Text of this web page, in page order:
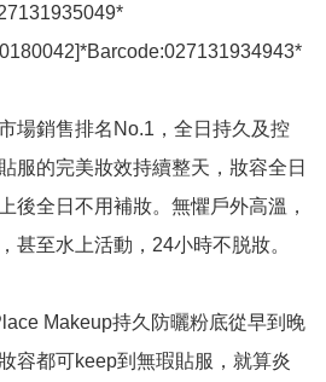
場銷售排名No.1，全日持久及控
服的完美妝效持續整天，妝容全日
後全日不用補妝。無懼戶外高溫，
甚至水上活動，24小時不脱妝。
Makeup持久防曬粉底從早到晚
容都可keep到無瑕貼服，就算炎